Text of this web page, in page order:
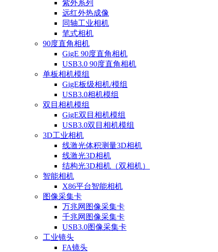
紫外系列
远红外热成像
同轴工业相机
笔式相机
90度直角相机
GigE 90度直角相机
USB3.0 90度直角相机
单板相机模组
GigE板级相机/模组
USB3.0相机模组
双目相机模组
GigE双目相机模组
USB3.0双目相机模组
3D工业相机
线激光体积测量3D相机
线激光3D相机
结构光3D相机（双相机）
智能相机
X86平台智能相机
图像采集卡
万兆网图像采集卡
千兆网图像采集卡
USB3.0图像采集卡
工业镜头
FA镜头